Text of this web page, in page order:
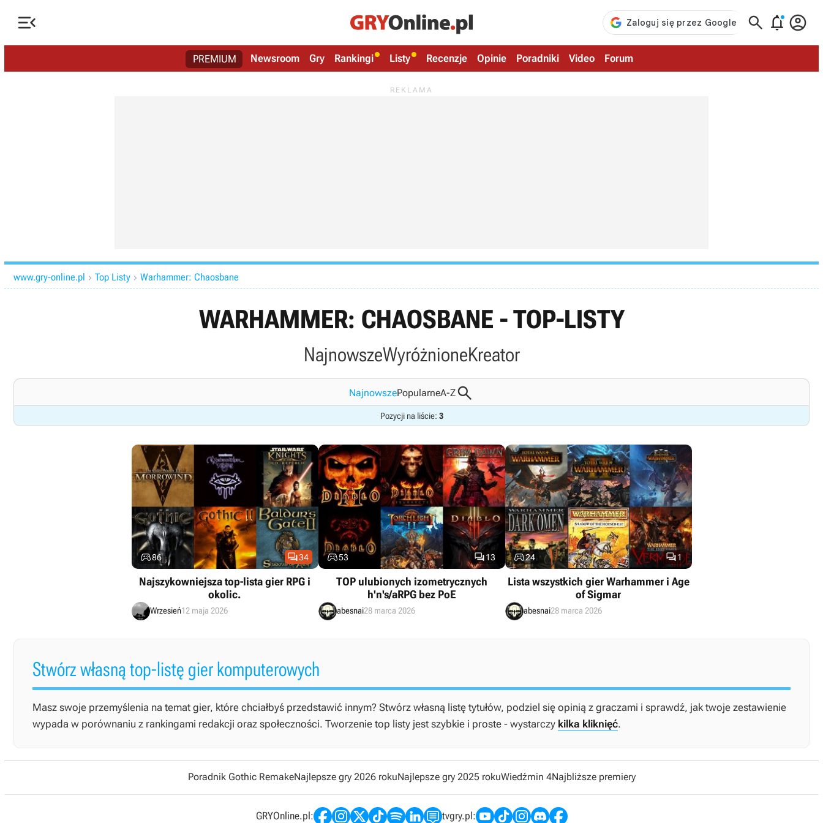
   
PREMIUM Newsroom Gry Rankingi Listy Recenzje Opinie Poradniki Video Forum
www.gry-online.pl  Top Listy  Warhammer: Chaosbane
WARHAMMER: CHAOSBANE - TOP-LISTY
NajnowszeWyróżnioneKreator
NajnowszePopularneA-Z
Pozycji na liście: 3
34
86
Najszykowniejsza top-lista gier RPG i
okolic.
Wrzesień12 maja 2026
13
53
TOP ulubionych izometrycznych
h'n's/aRPG bez PoE
abesnai28 marca 2026
1
24
Lista wszystkich gier Warhammer i Age
of Sigmar
abesnai28 marca 2026
Stwórz własną top-listę gier komputerowych
Masz swoje przemyślenia na temat gier, które chciałbyś przedstawić innym? Stwórz własną listę tytułów, podziel się opinią z graczami i sprawdź, jak twoje zestawienie
wypada w porównaniu z rankingami redakcji oraz społeczności. Tworzenie top listy jest szybkie i proste - wystarczy kilka kliknięć.
Poradnik Gothic RemakeNajlepsze gry 2026 rokuNajlepsze gry 2025 rokuWiedźmin 4Najbliższe premiery
GRYOnline.pl: tvgry.pl: